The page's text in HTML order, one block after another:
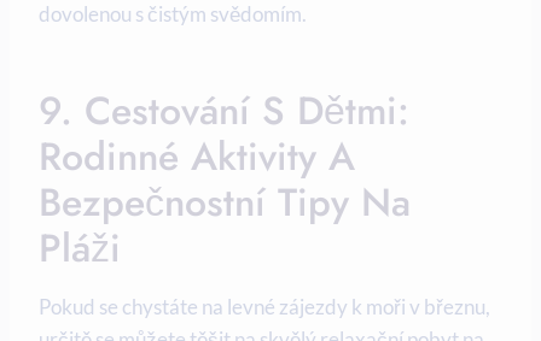
dovolenou​ s čistým​ svědomím.
9. Cestování S Dětmi:‍
Rodinné ⁤Aktivity‌ A‍
Bezpečnostní Tipy Na
Pláži
Pokud ⁣se chystáte na levné‍ zájezdy k⁤ moři v březnu,